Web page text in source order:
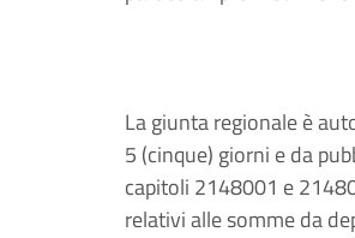
La giunta regionale è
5 (cinque) giorni e da
capitoli 2148001 e
relativi alle somme da